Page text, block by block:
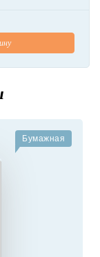
Бумажная